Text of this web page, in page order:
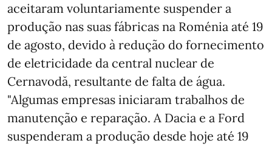
aceitaram voluntariamente suspender a
produção nas suas fábricas na Roménia até 19
de agosto, devido à redução do fornecimento
de eletricidade da central nuclear de
Cernavodă, resultante de falta de água.
"Algumas empresas iniciaram trabalhos de
manutenção e reparação. A Dacia e a Ford
suspenderam a produção desde hoje até 19